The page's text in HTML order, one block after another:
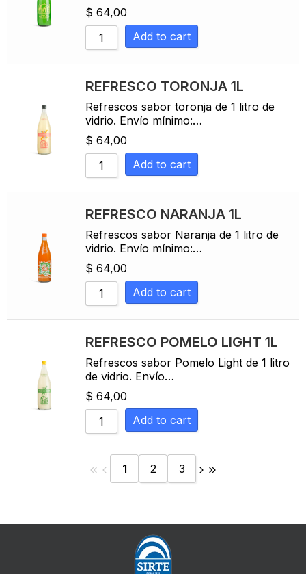
$ 64,00
Add to cart
REFRESCO TORONJA 1L
Refrescos sabor toronja de 1 litro de
vidrio. Envío mínimo:…
$ 64,00
Add to cart
REFRESCO NARANJA 1L
Refrescos sabor Naranja de 1 litro de
vidrio. Envío mínimo:…
$ 64,00
Add to cart
REFRESCO POMELO LIGHT 1L
Refrescos sabor Pomelo Light de 1 litro
de vidrio. Envío…
$ 64,00
Add to cart
1 2 3